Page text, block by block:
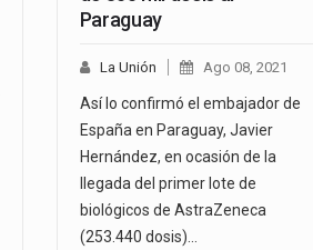
Paraguay
La Unión Ago 08, 2021
Así lo confirmó el embajador de
España en Paraguay, Javier
Hernández, en ocasión de la
llegada del primer lote de
biológicos de AstraZeneca
(253.440 dosis)…